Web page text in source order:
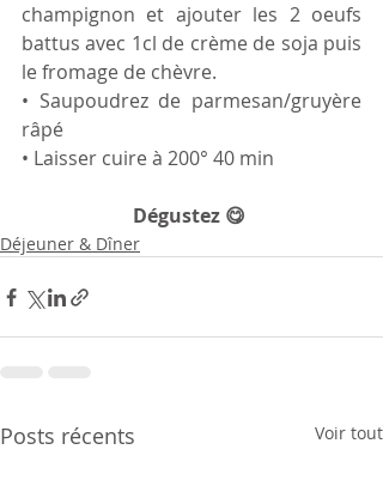
champignon et ajouter les 2 oeufs
battus avec 1cl de crème de soja puis
le fromage de chèvre.
• Saupoudrez de parmesan/gruyère
râpé
• Laisser cuire à 200° 40 min
Dégustez 😋
Déjeuner & Dîner
Posts récents Voir tout